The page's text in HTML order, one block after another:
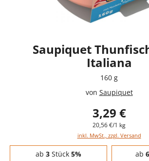
Saupiquet
Italiana
160 g
von Saupiquet
3,29 €
20,56 €/1 kg
inkl. MwSt., zzgl. Versand
Staffelpreise - Mengenrabatt
ab 3Stück 5% ab 6